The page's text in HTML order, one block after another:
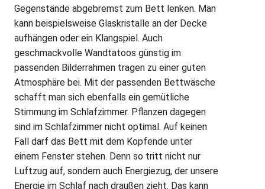
Gegenstände abgebremst zum Bett lenken. Man
kann beispielsweise Glaskristalle an der Decke
aufhängen oder ein Klangspiel. Auch
geschmackvolle Wandtatoos günstig im
passenden Bilderrahmen tragen zu einer guten
Atmosphäre bei. Mit der passenden Bettwäsche
schafft man sich ebenfalls ein gemütliche
Stimmung im Schlafzimmer. Pflanzen dagegen
sind im Schlafzimmer nicht optimal. Auf keinen
Fall darf das Bett mit dem Kopfende unter
einem Fenster stehen. Denn so tritt nicht nur
Luftzug auf, sondern auch Energiezug, der unsere
Energie im Schlaf nach draußen zieht. Das kann